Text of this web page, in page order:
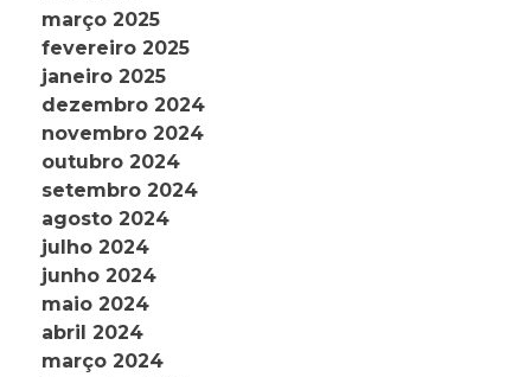
março 2025
fevereiro 2025
janeiro 2025
dezembro 2024
novembro 2024
outubro 2024
setembro 2024
agosto 2024
julho 2024
junho 2024
maio 2024
abril 2024
março 2024